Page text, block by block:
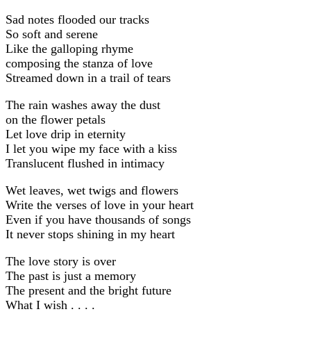
Sad notes flooded our tracks
So soft and serene
Like the galloping rhyme
composing the stanza of love
Streamed down in a trail of tears
The rain washes away the dust
on the flower petals
Let love drip in eternity
I let you wipe my face with a kiss
Translucent flushed in intimacy
Wet leaves, wet twigs and flowers
Write the verses of love in your heart
Even if you have thousands of songs
It never stops shining in my heart
The love story is over
The past is just a memory
The present and the bright future
What I wish . . . .